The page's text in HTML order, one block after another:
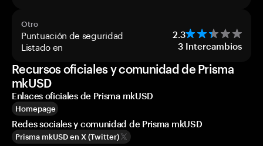
Otro
Puntuación de seguridad 2.3
Listado en 3 Intercambios
Recursos oficiales y comunidad de Prisma
mkUSD
Enlaces oficiales de Prisma mkUSD
Homepage
Redes sociales y comunidad de Prisma mkUSD
Prisma mkUSD en X (Twitter)